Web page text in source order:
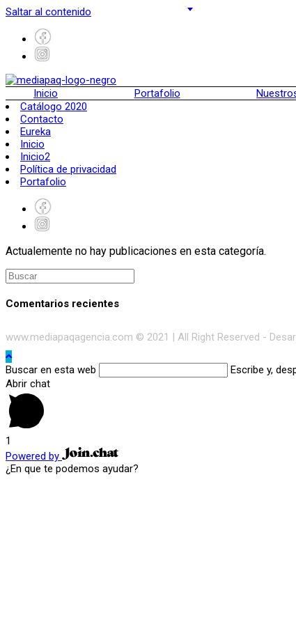
Saltar al contenido
Inicio Portafolio
Catálogo 2020
Contacto
Eureka
Inicio
Inicio2
Política de privacidad
Portafolio
Actualemente no hay publicaciones en esta categoría.
Comentarios recientes
www.mediapaqagencia.com © 2021 | All Right Reserved -
Buscar en esta web
Escribe y,
Abrir chat
1
Powered by
¿En que te podemos ayudar?